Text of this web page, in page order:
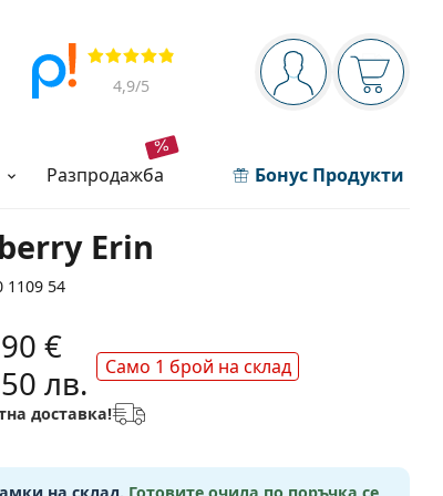
Navigation panel
Вие сте вписани
Прегледи
4,9/5
разпродажба Бонус Продукти
Erin
1109 54
€
лв.
Само 1 брой на склад
доставка!